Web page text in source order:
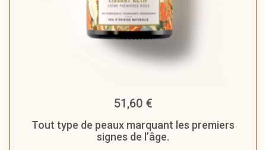
51,60 €
Tout type de peaux marquant les premiers
signes de l’âge.